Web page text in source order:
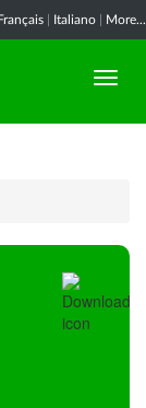
Italiano More...